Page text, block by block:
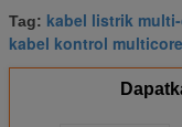
Tag: kabel listrik
kabel kontrol multicore